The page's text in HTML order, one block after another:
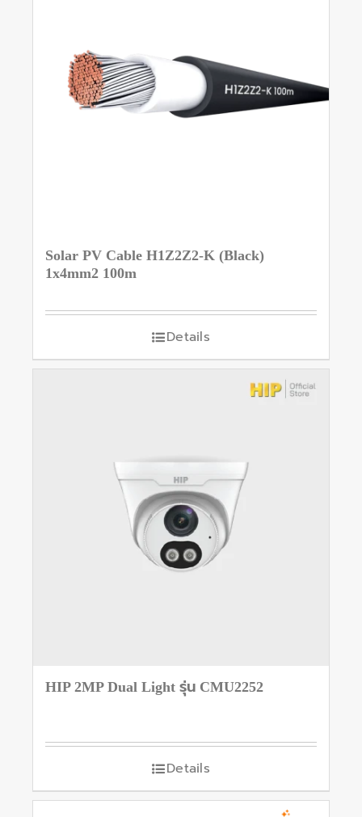
Solar PV Cable H1Z2Z2-K (Black)
1x4mm2 100m
Details
HIP 2MP Dual Light รุ่น CMU2252
Details